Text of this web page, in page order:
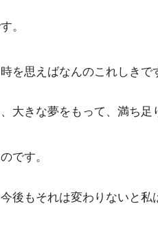
。
を思えばなんのこれしきで
大きな夢をもって、満ち
です。
後もそれは変わりないと私